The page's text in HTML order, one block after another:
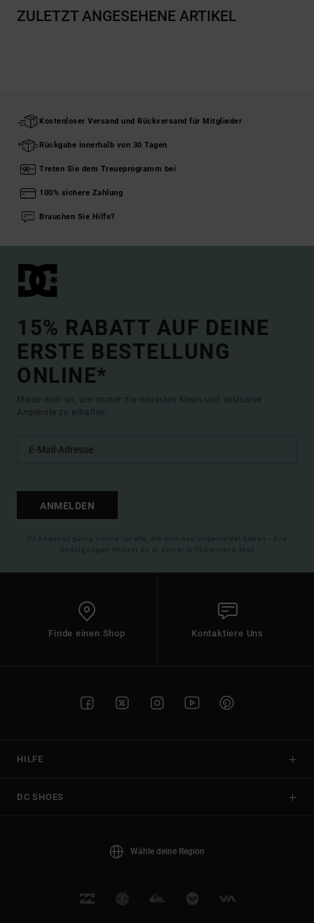
ZULETZT ANGESEHENE ARTIKEL
Kostenloser Versand und Rückversand für Mitglieder
Rückgabe innerhalb von 30 Tagen
Treten Sie dem Treueprogramm bei
100% sichere Zahlung
Brauchen Sie Hilfe?
15% RABATT AUF DEINE
ERSTE BESTELLUNG
ONLINE*
Melde dich an, um immer die neuesten News und exklusive
Angebote zu erhalten.
ANMELDEN
(*) Angebot gültig online für alle, die sich neu angemeldet haben - Alle
Bedingungen findest du in deiner Willkommens-Mail
Finde einen Shop Kontaktiere Uns
HILFE
DC SHOES
Wähle deine Region